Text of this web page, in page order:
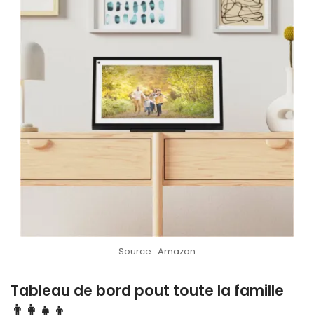
Source : Amazon
Tableau de bord pout toute la famille
👨‍👩‍👧‍👦